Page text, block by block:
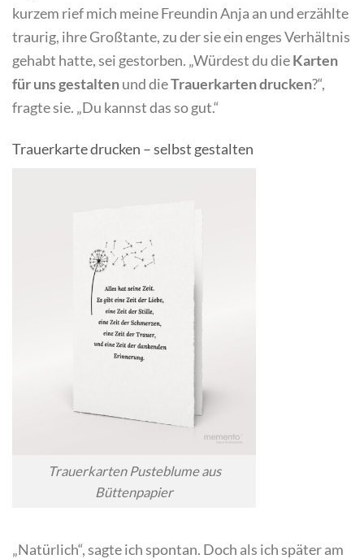
kurzem rief mich meine Freundin Anja an und erzählte
traurig, ihre Großtante, zu der sie ein enges Verhältnis
gehabt hatte, sei gestorben. „Würdest du dieKarten
für uns gestaltenund dieTrauerkarten drucken?“,
fragte sie. „Du kannst das so gut.“
Trauerkarte drucken – selbst gestalten
Trauerkarten Pusteblume aus
Büttenpapier
„Natürlich“, sagte ich spontan. Doch als ich später am